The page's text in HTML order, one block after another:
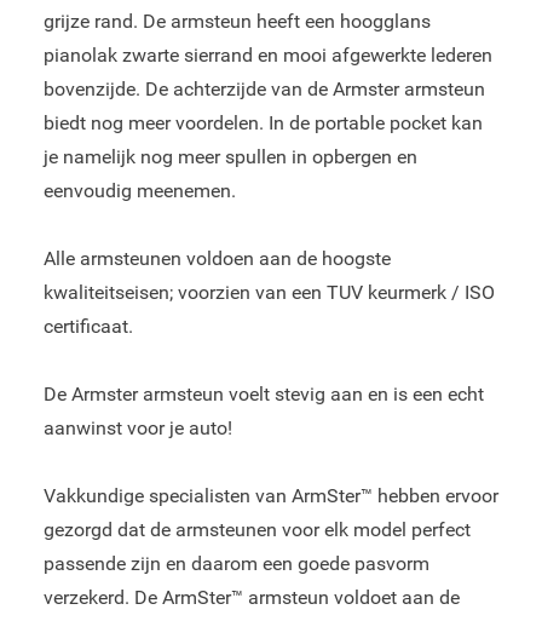
grijze rand. De armsteun heeft een hoogglans
pianolak zwarte sierrand en mooi afgewerkte lederen
bovenzijde. De achterzijde van de Armster armsteun
biedt nog meer voordelen. In de portable pocket kan
je namelijk nog meer spullen in opbergen en
eenvoudig meenemen.
Alle armsteunen voldoen aan de hoogste
kwaliteitseisen; voorzien van een TUV keurmerk / ISO
certificaat.
De Armster armsteun voelt stevig aan en is een echt
aanwinst voor je auto!
Vakkundige specialisten van ArmSter™ hebben ervoor
gezorgd dat de armsteunen voor elk model perfect
passende zijn en daarom een goede pasvorm
verzekerd. De ArmSter™ armsteun voldoet aan de